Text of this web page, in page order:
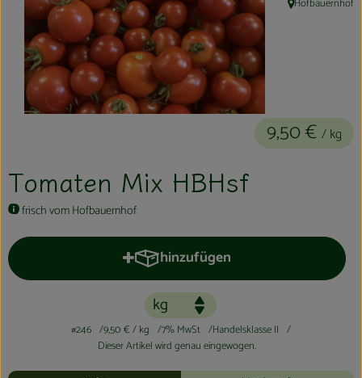
Kühltheke
Aktionen & Neues
Naturkost
So geht´s
Aktuelles
Tomaten Mix HBHsf
frisch vom Hofbauernhof
9,50 € / kg
, Herkunft:
Hofbauernhof
hinzufügen
Produkt zum Warenkorb
#246 9,50 €/ kg 7% MwSt
Handelsklasse II
Dieser Artikel wird genau eingewogen.